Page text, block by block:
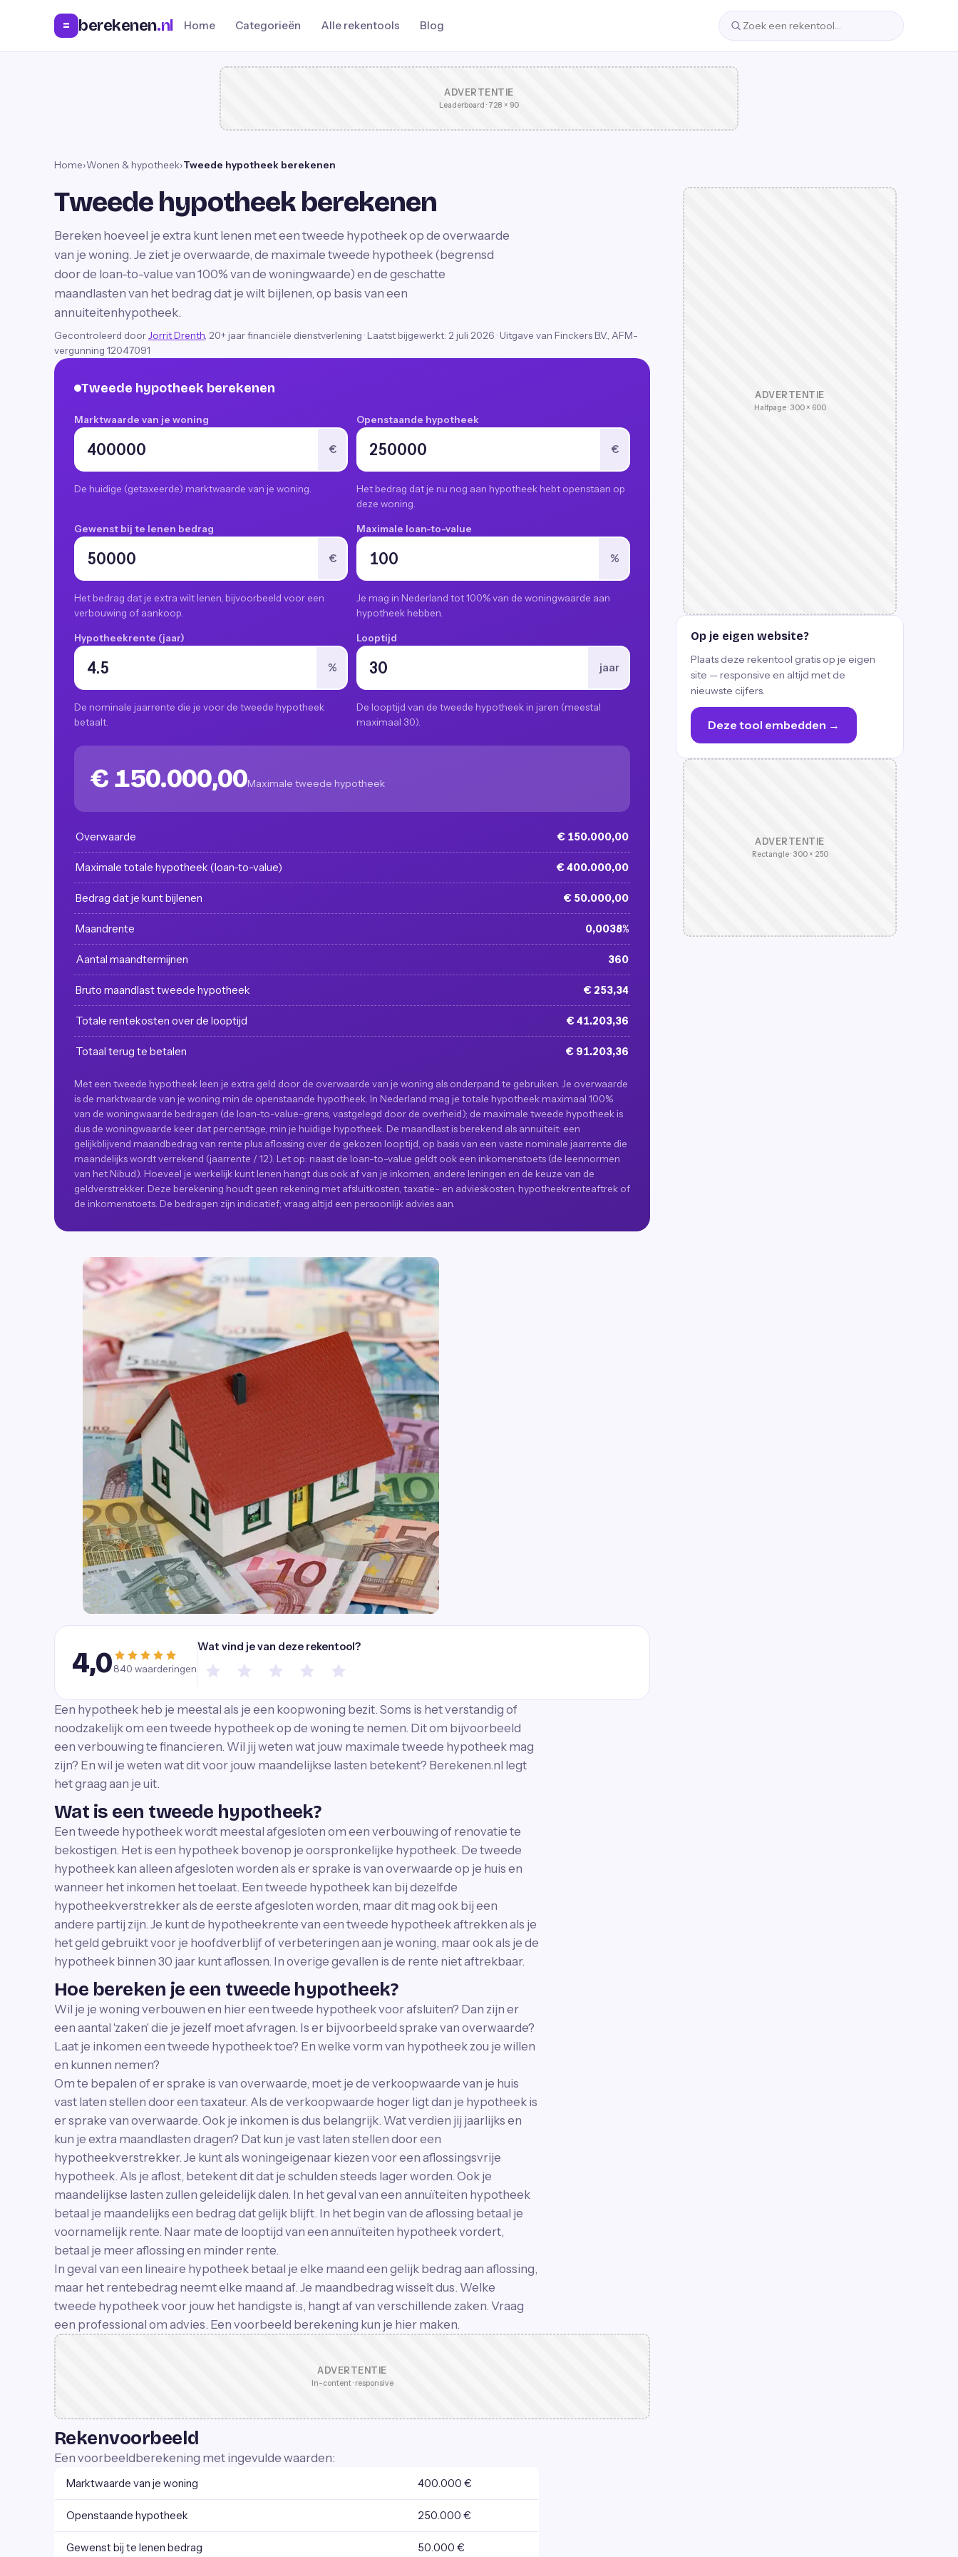
= berekenen.nl Home Categorieën Alle rekentools Blog
ADVERTENTIE
Leaderboard · 728 × 90
Home›Wonen & hypotheek›Tweede hypotheek berekenen
Tweede hypotheek berekenen
Bereken hoeveel je extra kunt lenen met een tweede hypotheek op de overwaarde
van je woning. Je ziet je overwaarde, de maximale tweede hypotheek (begrensd
door de loan-to-value van 100% van de woningwaarde) en de geschatte
maandlasten van het bedrag dat je wilt bijlenen, op basis van een
annuiteitenhypotheek.
Gecontroleerd door Jorrit Drenth , 20+ jaar financiële dienstverlening · Laatst bijgewerkt: 2 juli 2026 · Uitgave van Finckers B.V., AFM-
vergunning 12047091
Tweede hypotheek berekenen
Marktwaarde van je woning
€
De huidige (getaxeerde) marktwaarde van je woning.
Openstaande hypotheek
€
Het bedrag dat je nu nog aan hypotheek hebt openstaan op
deze woning.
Gewenst bij te lenen bedrag
€
Het bedrag dat je extra wilt lenen, bijvoorbeeld voor een
verbouwing of aankoop.
Maximale loan-to-value
%
Je mag in Nederland tot 100% van de woningwaarde aan
hypotheek hebben.
Hypotheekrente (jaar)
%
De nominale jaarrente die je voor de tweede hypotheek
betaalt.
Looptijd
jaar
De looptijd van de tweede hypotheek in jaren (meestal
maximaal 30).
€ 150.000,00Maximale tweede hypotheek
Overwaarde € 150.000,00
Maximale totale hypotheek (loan-to-value) € 400.000,00
Bedrag dat je kunt bijlenen € 50.000,00
Maandrente 0,0038%
Aantal maandtermijnen 360
Bruto maandlast tweede hypotheek € 253,34
Totale rentekosten over de looptijd € 41.203,36
Totaal terug te betalen € 91.203,36
Met een tweede hypotheek leen je extra geld door de overwaarde van je woning als onderpand te gebruiken. Je overwaarde
is de marktwaarde van je woning min de openstaande hypotheek. In Nederland mag je totale hypotheek maximaal 100%
van de woningwaarde bedragen (de loan-to-value-grens, vastgelegd door de overheid); de maximale tweede hypotheek is
dus de woningwaarde keer dat percentage, min je huidige hypotheek. De maandlast is berekend als annuiteit: een
gelijkblijvend maandbedrag van rente plus aflossing over de gekozen looptijd, op basis van een vaste nominale jaarrente die
maandelijks wordt verrekend (jaarrente / 12). Let op: naast de loan-to-value geldt ook een inkomenstoets (de leennormen
van het Nibud). Hoeveel je werkelijk kunt lenen hangt dus ook af van je inkomen, andere leningen en de keuze van de
geldverstrekker. Deze berekening houdt geen rekening met afsluitkosten, taxatie- en advieskosten, hypotheekrenteaftrek of
de inkomenstoets. De bedragen zijn indicatief; vraag altijd een persoonlijk advies aan.
4,0840 waarderingen
Wat vind je van deze rekentool?
Een hypotheek heb je meestal als je een koopwoning bezit. Soms is het verstandig of
noodzakelijk om een tweede hypotheek op de woning te nemen. Dit om bijvoorbeeld
een verbouwing te financieren. Wil jij weten wat jouw maximale tweede hypotheek mag
zijn? En wil je weten wat dit voor jouw maandelijkse lasten betekent? Berekenen.nl legt
het graag aan je uit.
Wat is een tweede hypotheek?
Een tweede hypotheek wordt meestal afgesloten om een verbouwing of renovatie te
bekostigen. Het is een hypotheek bovenop je oorspronkelijke hypotheek. De tweede
hypotheek kan alleen afgesloten worden als er sprake is van overwaarde op je huis en
wanneer het inkomen het toelaat. Een tweede hypotheek kan bij dezelfde
hypotheekverstrekker als de eerste afgesloten worden, maar dit mag ook bij een
andere partij zijn. Je kunt de hypotheekrente van een tweede hypotheek aftrekken als je
het geld gebruikt voor je hoofdverblijf of verbeteringen aan je woning, maar ook als je de
hypotheek binnen 30 jaar kunt aflossen. In overige gevallen is de rente niet aftrekbaar.
Hoe bereken je een tweede hypotheek?
Wil je je woning verbouwen en hier een tweede hypotheek voor afsluiten? Dan zijn er
een aantal 'zaken' die je jezelf moet afvragen. Is er bijvoorbeeld sprake van overwaarde?
Laat je inkomen een tweede hypotheek toe? En welke vorm van hypotheek zou je willen
en kunnen nemen?
Om te bepalen of er sprake is van overwaarde, moet je de verkoopwaarde van je huis
vast laten stellen door een taxateur. Als de verkoopwaarde hoger ligt dan je hypotheek is
er sprake van overwaarde. Ook je inkomen is dus belangrijk. Wat verdien jij jaarlijks en
kun je extra maandlasten dragen? Dat kun je vast laten stellen door een
hypotheekverstrekker. Je kunt als woningeigenaar kiezen voor een aflossingsvrije
hypotheek. Als je aflost, betekent dit dat je schulden steeds lager worden. Ook je
maandelijkse lasten zullen geleidelijk dalen. In het geval van een annuïteiten hypotheek
betaal je maandelijks een bedrag dat gelijk blijft. In het begin van de aflossing betaal je
voornamelijk rente. Naar mate de looptijd van een annuïteiten hypotheek vordert,
betaal je meer aflossing en minder rente.
In geval van een lineaire hypotheek betaal je elke maand een gelijk bedrag aan aflossing,
maar het rentebedrag neemt elke maand af. Je maandbedrag wisselt dus. Welke
tweede hypotheek voor jouw het handigste is, hangt af van verschillende zaken. Vraag
een professional om advies. Een voorbeeld berekening kun je hier maken.
ADVERTENTIE
In-content · responsive
Rekenvoorbeeld
Een voorbeeldberekening met ingevulde waarden:
Marktwaarde van je woning 400.000 €
Openstaande hypotheek 250.000 €
Gewenst bij te lenen bedrag 50.000 €
ADVERTENTIE
Halfpage · 300 × 600
Op je eigen website?
Plaats deze rekentool gratis op je eigen
site — responsive en altijd met de
nieuwste cijfers.
Deze tool embedden →
ADVERTENTIE
Rectangle · 300 × 250